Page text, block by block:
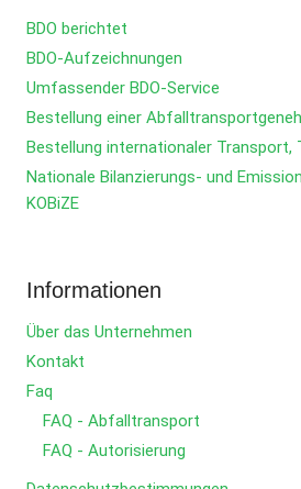
BDO berichtet
BDO-Aufzeichnungen
Umfassender BDO-Service
Bestellung einer
Bestellung internationaler Transport,
Nationale Bilanzierungs- und
KOBiZE
Informationen
Über das Unternehmen
Kontakt
Faq
FAQ - Abfalltransport
FAQ - Autorisierung